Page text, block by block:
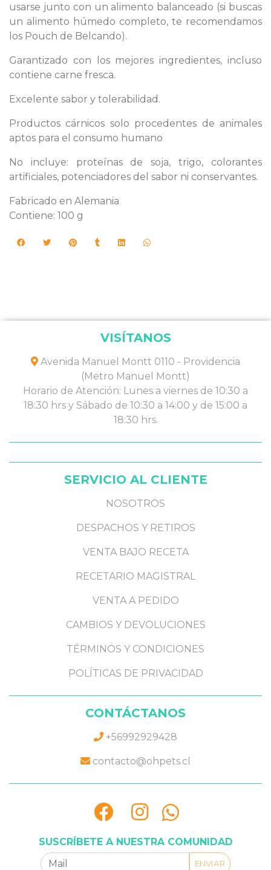
usarse junto con un alimento balanceado (si buscas
un alimento húmedo completo, te recomendamos
los Pouch de Belcando).
Garantizado con los mejores ingredientes, incluso
contiene carne fresca.
Excelente sabor y tolerabilidad.
Productos cárnicos solo procedentes de animales
aptos para el consumo humano
No incluye: proteínas de soja, trigo, colorantes
artificiales, potenciadores del sabor ni conservantes.
Fabricado en Alemania
Contiene: 100 g
VISÍTANOS
Avenida Manuel Montt 0110 - Providencia
(Metro Manuel Montt)
Horario de Atención: Lunes a viernes de 10:30 a
18:30 hrs y Sábado de 10:30 a 14:00 y de 15:00 a
18:30 hrs.
SERVICIO AL CLIENTE
NOSOTROS
DESPACHOS Y RETIROS
VENTA BAJO RECETA
RECETARIO MAGISTRAL
VENTA A PEDIDO
CAMBIOS Y DEVOLUCIONES
TÉRMINOS Y CONDICIONES
POLÍTICAS DE PRIVACIDAD
CONTÁCTANOS
+56992929428
contacto@ohpets.cl
SUSCRÍBETE A NUESTRA COMUNIDAD
ENVIAR